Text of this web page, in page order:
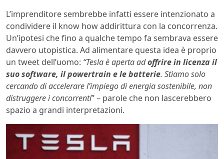
L’imprenditore sembrebbe infatti essere intenzionato a
condividere il know how addirittura con la concorrenza.
Un’ipotesi che fino a qualche tempo fa sembrava essere
davvero utopistica. Ad alimentare questa idea è proprio
un tweet dell’uomo: “Tesla è aperta adoffrire in licenza il
suo software, il powertrain e le batterie. Stiamo solo
cercando di accelerare l’impiego di energia sostenibile, non
distruggere i concorrenti” – parole che non lascerebbero
spazio a grandi interpretazioni.